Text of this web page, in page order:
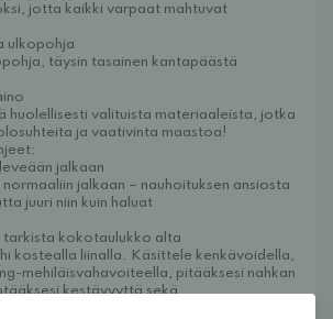
jotta kaikki varpaat mahtuvat
ulkopohja
täysin tasainen kantapäästä
huolellisesti valituista materiaaleista, jotka
ja vaativinta maastoa!
jalkaan
jalkaan – nauhoituksen ansiosta
juuri niin kuin haluat
tarkista kokotaulukko alta
kostealla liinalla. Käsittele kenkävoidella,
mehiläisvahavoiteella, pitääksesi nahkan
kestävyyttä sekä